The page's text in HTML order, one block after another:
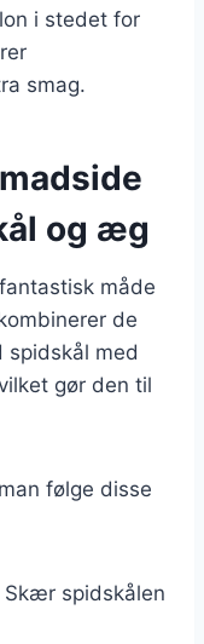
i stedet for
smag.
og æg
måde
de
med
gør den til
følge disse
Skær spidskålen